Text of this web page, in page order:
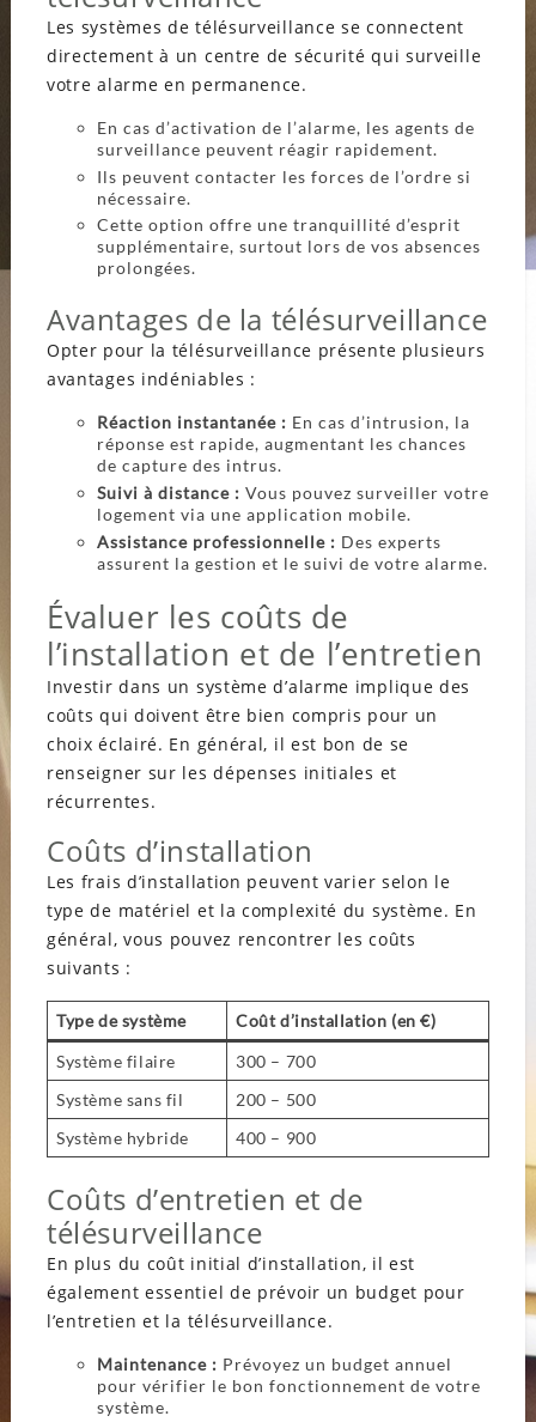
Les systèmes de télésurveillance se connectent
directement à un centre de sécurité qui surveille
votre alarme en permanence.
En cas d’activation de l’alarme, les agents de
surveillance peuvent réagir rapidement.
Ils peuvent contacter les forces de l’ordre si
nécessaire.
Cette option offre une tranquillité d’esprit
supplémentaire, surtout lors de vos absences
prolongées.
Avantages de la télésurveillance
Opter pour la télésurveillance présente plusieurs
avantages indéniables :
Réaction instantanée : En cas d’intrusion, la
réponse est rapide, augmentant les chances
de capture des intrus.
Suivi à distance : Vous pouvez surveiller votre
logement via une application mobile.
Assistance professionnelle : Des experts
assurent la gestion et le suivi de votre alarme.
Évaluer les coûts de
l’installation et de l’entretien
Investir dans un système d’alarme implique des
coûts qui doivent être bien compris pour un
choix éclairé. En général, il est bon de se
renseigner sur les dépenses initiales et
récurrentes.
Coûts d’installation
Les frais d’installation peuvent varier selon le
type de matériel et la complexité du système. En
général, vous pouvez rencontrer les coûts
suivants :
Type de système
Coût d’installation (en €)
Système filaire
300 – 700
Système sans fil
200 – 500
Système hybride
400 – 900
Coûts d’entretien et de
télésurveillance
En plus du coût initial d’installation, il est
également essentiel de prévoir un budget pour
l’entretien et la télésurveillance.
Maintenance : Prévoyez un budget annuel
pour vérifier le bon fonctionnement de votre
système.